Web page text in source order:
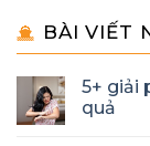
BÀI VIẾT
5+ giải
quả